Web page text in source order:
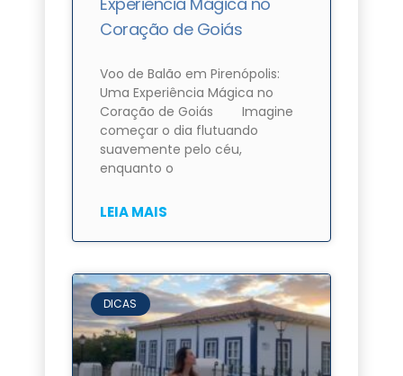
Coração de Goiás
Voo de Balão em Pirenópolis:
Uma Experiência Mágica no
Coração de Goiás Imagine
começar o dia flutuando
suavemente pelo céu,
enquanto o
LEIA MAIS
DICAS